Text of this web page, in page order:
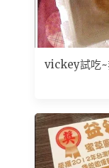
vickey試吃~